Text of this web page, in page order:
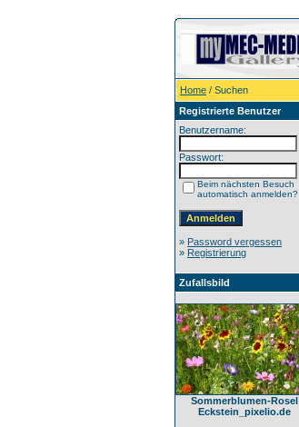
Home / Suchen
Registrierte Benutzer
Benutzername:
Passwort:
Beim nächsten Besuch
automatisch anmelden?
» Password vergessen
» Registrierung
Zufallsbild
Sommerblumen-Rosel
Eckstein_pixelio.de